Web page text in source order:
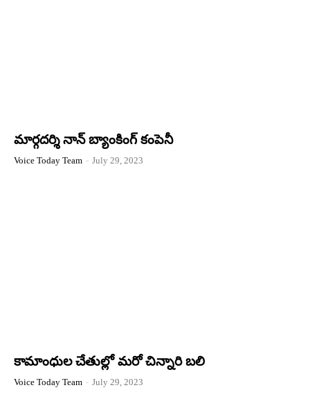
మార్గదర్శి నాన్ బ్యాంకింగ్ కంపెనీ
Voice Today Team - July 29, 2023
కామాంధుల చేతుల్లో మరో చిన్నారి బలి
Voice Today Team - July 29, 2023